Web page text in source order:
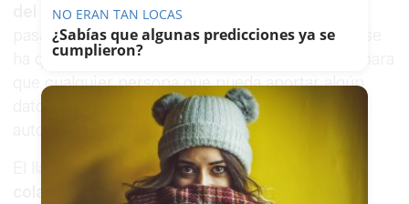
del Águila, por lo que su desaparición no ha
pasado desapercibida. Desde el Ayuntamiento se
ha querido trasladar públicamente la situación para
que cualquier persona que pueda aportar algún
dato relevante lo comunique cuanto antes a las
autoridades competentes.
El llamamiento municipal es claro: se solicita la
colaboración ciudadana. Cualquier vecino,
NO ERAN TAN LOCAS
¿Sabías que algunas predicciones ya se
cumplieron?